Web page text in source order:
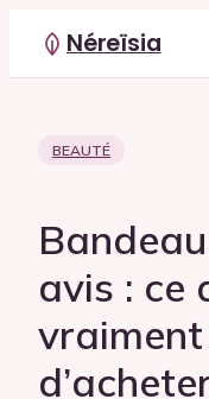
Néreïsia
BEAUTÉ
avis : ce